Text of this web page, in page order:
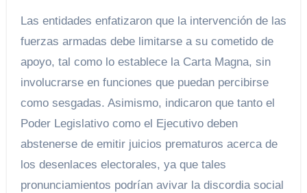
Las entidades enfatizaron que la intervención de las
fuerzas armadas debe limitarse a su cometido de
apoyo, tal como lo establece la Carta Magna, sin
involucrarse en funciones que puedan percibirse
como sesgadas. Asimismo, indicaron que tanto el
Poder Legislativo como el Ejecutivo deben
abstenerse de emitir juicios prematuros acerca de
los desenlaces electorales, ya que tales
pronunciamientos podrían avivar la discordia social